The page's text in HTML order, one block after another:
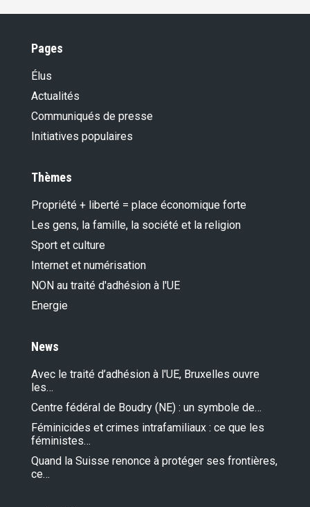
Pages
Élus
Actualités
Communiqués de presse
Initiatives populaires
Thèmes
Propriété + liberté = place économique forte
Les gens, la famille, la société et la religion
Sport et culture
Internet et numérisation
NON au traité d'adhésion à l'UE
Energie
News
Avec le traité d’adhésion à l'UE, Bruxelles ouvre
les…
Centre fédéral de Boudry (NE) : un symbole de…
Féminicides et crimes intrafamiliaux : ce que les
féministes…
Quand la Suisse renonce à protéger ses frontières,
ce…